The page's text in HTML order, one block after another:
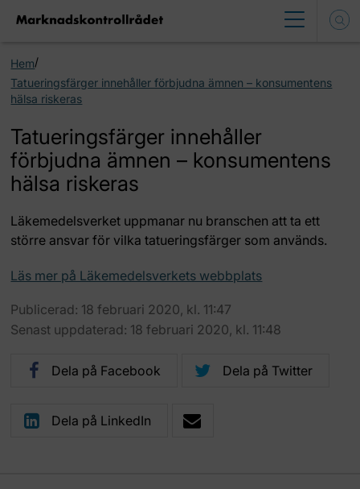
Hem/
Tatueringsfärger innehåller förbjudna ämnen – konsumentens
hälsa riskeras
Tatueringsfärger innehåller
förbjudna ämnen – konsumentens
hälsa riskeras
Läkemedelsverket uppmanar nu branschen att ta ett
större ansvar för vilka tatueringsfärger som används.
Läs mer på Läkemedelsverkets webbplats
Publicerad: 18 februari 2020, kl. 11:47
Senast uppdaterad: 18 februari 2020, kl. 11:48
Dela på Facebook Dela på Twitter
Dela på LinkedIn